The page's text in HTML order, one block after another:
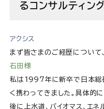
るコンサルティン
アクシス
まず皆さまのご経歴について
石田様
私は1997年に新卒で日本総
く携わってきました。具体的
後に上水道、バイオマス、エ